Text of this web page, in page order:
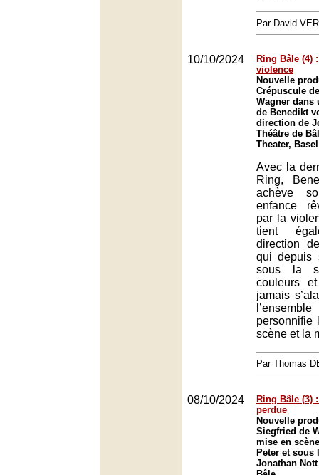
Par David
10/10/2024
Ring Bâle (4)
violence
Nouvelle
Crépuscule
Wagner dans
de Benedikt
direction de
Théâtre de
Theater, Basel
Avec la
Ring,
achève
enfance
par la
tient
direction
qui depuis
sous la
couleurs
jamais
personnifie
scène et la
Par Thomas
08/10/2024
Ring Bâle (3)
perdue
Nouvelle
Siegfried de
mise en
Peter et sous
Jonathan